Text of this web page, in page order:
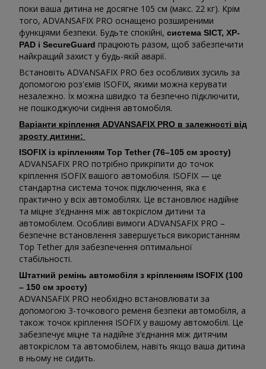
поки ваша дитина не досягне 105 см (макс. 22 кг). Крім
того, ADVANSAFIX PRO оснащено розширеними
функціями безпеки. Будьте спокійні, система SICT, XP-
PAD і SecureGuard працюють разом, щоб забезпечити
найкращий захист у будь-якій аварії.
Встановіть ADVANSAFIX PRO без особливих зусиль за
допомогою роз'ємів ISOFIX, якими можна керувати
незалежно. Їх можна швидко та безпечно підключити,
не пошкоджуючи сидіння автомобіля.
Варіанти кріплення ADVANSAFIX PRO в залежності від
зросту дитини:
ISOFIX із кріпленням Top Tether (76–105 см зросту)
ADVANSAFIX PRO потрібно прикріпити до точок
кріплення ISOFIX вашого автомобіля. ISOFIX — це
стандартна система точок підключення, яка є
практично у всіх автомобілях. Це встановлює надійне
та міцне з’єднання між автокріслом дитини та
автомобілем. Особливі вимоги ADVANSAFIX PRO –
безпечне встановлення завершується використанням
Top Tether для забезпечення оптимальної
стабільності.
Штатний ремінь автомобіля з кріпленням ISOFIX (100
– 150 см зросту)
ADVANSAFIX PRO необхідно встановлювати за
допомогою 3-точкового ременя безпеки автомобіля, а
також точок кріплення ISOFIX у вашому автомобілі. Це
забезпечує міцне та надійне з’єднання між дитячим
автокріслом та автомобілем, навіть якщо ваша дитина
в ньому не сидить.